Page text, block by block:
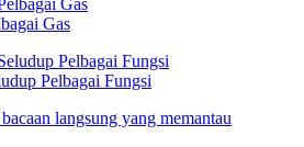
Gas
Pelbagai Fungsi